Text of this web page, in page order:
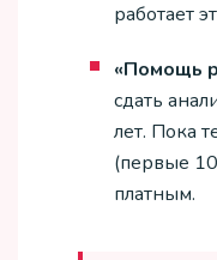
работает
«Помощь
сдать
лет. Пока
(первые 10
платным.